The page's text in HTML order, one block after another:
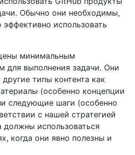
Обычно они необходимы,
использовать
минимальным
для выполнения задачи. Они
типы контента как
(особенно концепции
следующие шаги (особенно
с нашей стратегией
должны использоваться
когда они явно полезны и